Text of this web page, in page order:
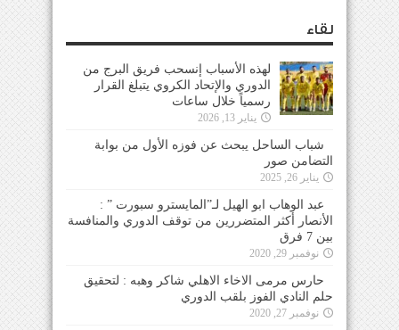
لقاء
لهذه الأسباب إنسحب فريق البرج من
الدوري والإتحاد الكروي يتبلغ القرار
رسمياً خلال ساعات
يناير 13, 2026
شباب الساحل يبحث عن فوزه الأول من بوابة
التضامن صور
يناير 26, 2025
عبد الوهاب ابو الهيل لـ”المايسترو سبورت ” :
الأنصار أكثر المتضررين من توقف الدوري والمنافسة
بين 7 فرق
نوفمبر 29, 2020
حارس مرمى الاخاء الاهلي شاكر وهبه : لتحقيق
حلم النادي الفوز بلقب الدوري
نوفمبر 27, 2020